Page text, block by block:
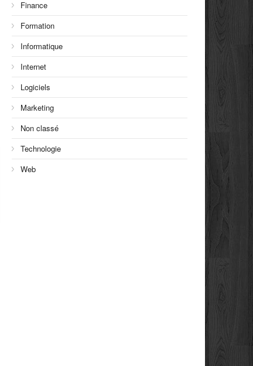
Finance
Formation
Informatique
Internet
Logiciels
Marketing
Non classé
Technologie
Web